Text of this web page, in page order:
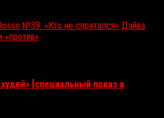
№39: «Кто не спрятался» Дэйва
[специальный показ в